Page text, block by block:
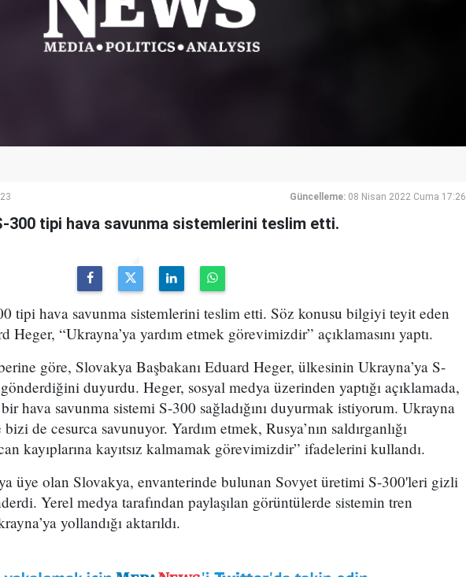
Güncelleme: 08 Nisan 2022 Cuma 17:26
300 tipi hava savunma sistemlerini teslim etti.
tipi hava savunma sistemlerini teslim etti. Söz konusu bilgiyi teyit eden
Heger, “Ukrayna’ya yardım etmek görevimizdir” açıklamasını yaptı.
göre, Slovakya Başbakanı Eduard Heger, ülkesinin Ukrayna’ya S-
duyurdu. Heger, sosyal medya üzerinden yaptığı açıklamada,
hava savunma sistemi S-300 sağladığını duyurmak istiyorum. Ukrayna
de cesurca savunuyor. Yardım etmek, Rusya’nın saldırganlığı
kayıplarına kayıtsız kalmamak görevimizdir” ifadelerini kullandı.
üye olan Slovakya, envanterinde bulunan Sovyet üretimi S-300'leri gizli
Yerel medya tarafından paylaşılan görüntülerde sistemin tren
yollandığı aktarıldı.